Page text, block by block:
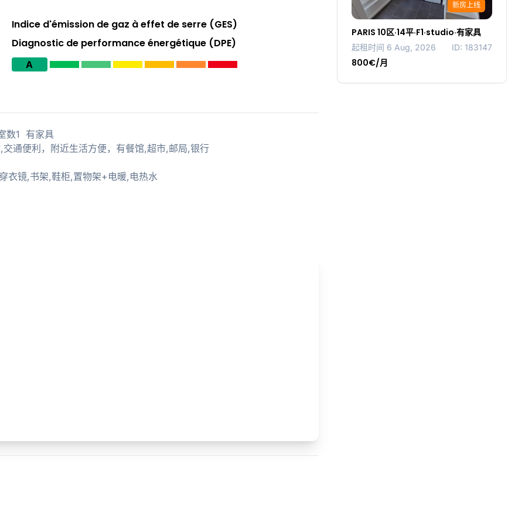
Indice d'émission de gaz à effet de serre (GES)
Diagnostic de performance énergétique (DPE)
A
数1 有家具
通便利，附近生活方便，有餐馆,超市,邮局,银行
衣镜,书架,鞋柜,置物架+电暖,电热水
新房上线
PARIS 10区·14平·F1·studio·有家具
起租时间 6 Aug, 2026 ID: 183147
800€/月